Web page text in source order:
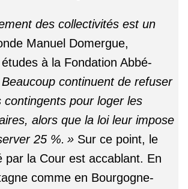
des collectivités est un
Manuel Domergue,
à la Fondation Abbé-
Beaucoup continuent de refuser
contingents pour loger les
alors que la loi leur impose
25 %. » Sur ce point, le
par la Cour est accablant. En
comme en Bourgogne-